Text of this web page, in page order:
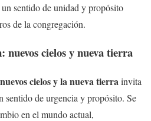
sentido de unidad y propósito
de la congregación.
nuevos cielos y nueva tierra
nuevos cielos y la nueva tierrainvita
sentido de urgencia y propósito. Se
en el mundo actual,